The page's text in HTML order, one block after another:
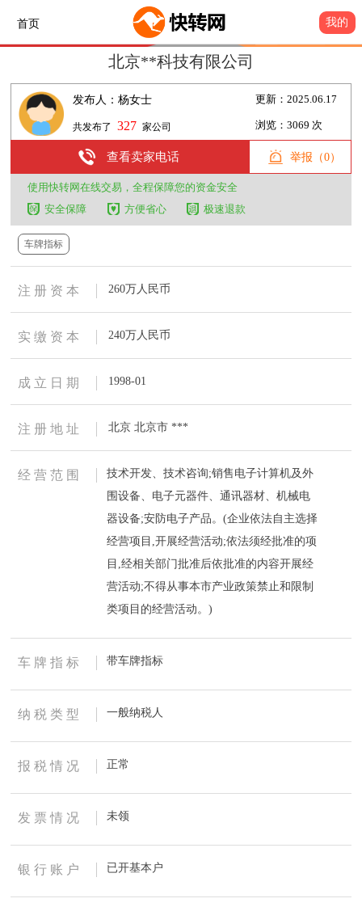
首页 我的
北京**科技有限公司
发布人：杨女士
共发布了 327 家公司
更新：2025.06.17
浏览：3069 次
查看卖家电话 举报（0）
使用快转网在线交易，全程保障您的资金安全
安全保障
方便省心 极速退款
车牌指标
注 册 资 本 260万人民币
实 缴 资 本 240万人民币
成 立 日 期 1998-01
注 册 地 址 北京 北京市 ***
经 营 范 围
技术开发、技术咨询;销售电子计算机及外
围设备、电子元器件、通讯器材、机械电
器设备;安防电子产品。(企业依法自主选择
经营项目,开展经营活动;依法须经批准的项
目,经相关部门批准后依批准的内容开展经
营活动;不得从事本市产业政策禁止和限制
类项目的经营活动。)
车 牌 指 标 带车牌指标
纳 税 类 型 一般纳税人
报 税 情 况 正常
发 票 情 况 未领
银 行 账 户 已开基本户